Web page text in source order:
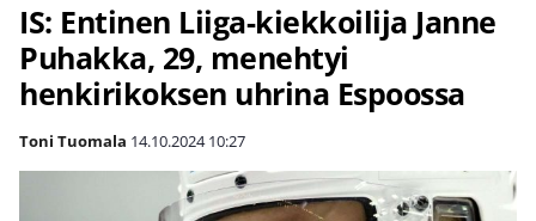
IS: Entinen Liiga-kiekkoilija Janne
Puhakka, 29, menehtyi
henkirikoksen uhrina Espoossa
Toni Tuomala 14.10.2024 10:27